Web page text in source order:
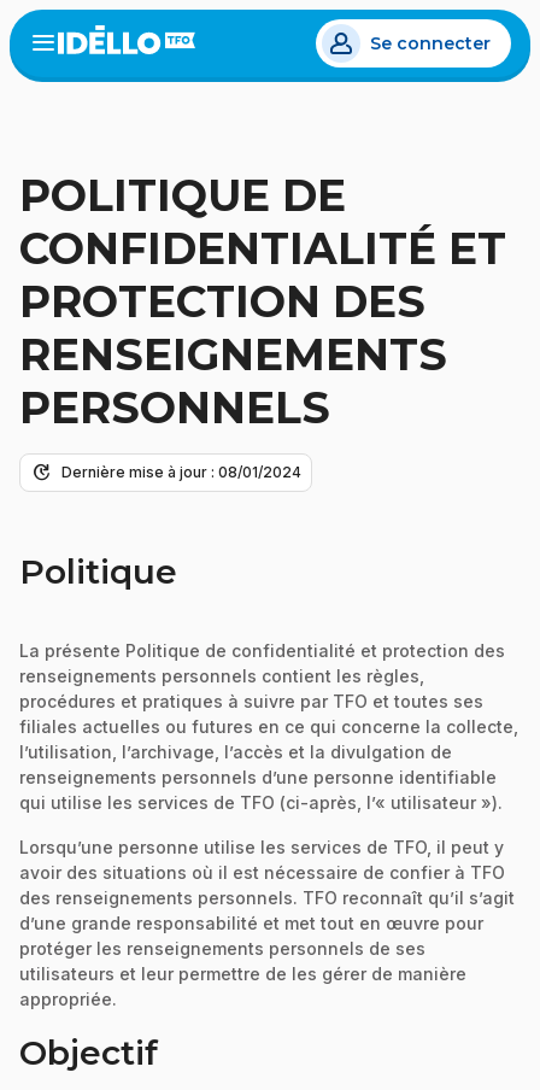
Aller
au
contenu
Open
menu
Se connecter
POLITIQUE DE
CONFIDENTIALITÉ ET
PROTECTION DES
RENSEIGNEMENTS
PERSONNELS
update Dernière mise à jour : 08/01/2024
Politique
La présente Politique de confidentialité et protection des
renseignements personnels contient les règles,
procédures et pratiques à suivre par TFO et toutes ses
filiales actuelles ou futures en ce qui concerne la collecte,
l’utilisation, l’archivage, l’accès et la divulgation de
renseignements personnels d’une personne identifiable
qui utilise les services de TFO (ci-après, l’« utilisateur »).
Lorsqu’une personne utilise les services de TFO, il peut y
avoir des situations où il est nécessaire de confier à TFO
des renseignements personnels. TFO reconnaît qu’il s’agit
d’une grande responsabilité et met tout en œuvre pour
protéger les renseignements personnels de ses
utilisateurs et leur permettre de les gérer de manière
appropriée.
Objectif